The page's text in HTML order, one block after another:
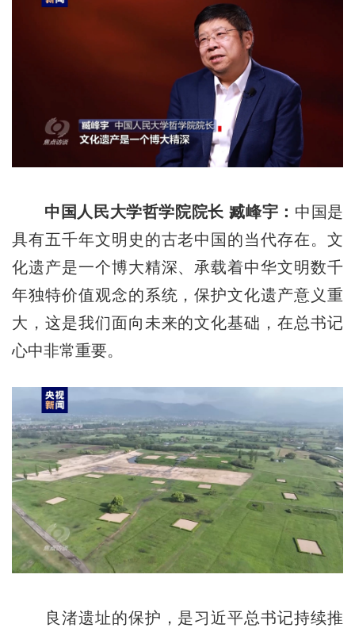
中国人民大学哲学院院长 臧峰宇： 中国是
具有五千年文明史的古老中国的当代存在。文
化遗产是一个博大精深、承载着中华文明数千
年独特价值观念的系统，保护文化遗产意义重
大，这是我们面向未来的文化基础，在总书记
心中非常重要。
良渚遗址的保护，是习近平总书记持续推